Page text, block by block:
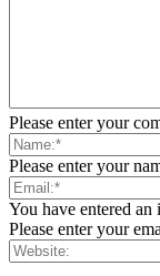
Please enter your
Please enter your
You have entered an
Please enter your